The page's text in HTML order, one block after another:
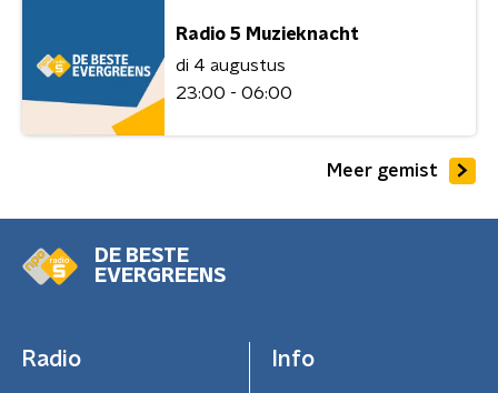
Radio 5 Muzieknacht
di 4 augustus
23:00 - 06:00
Meer gemist
DE BESTE
EVERGREENS
Radio Info